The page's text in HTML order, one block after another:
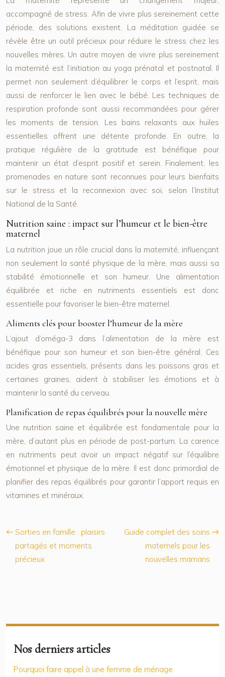
accompagné de stress. Afin de vivre plus sereinement cette
période, des solutions existent. La méditation guidée se
révèle être un outil précieux pour réduire le stress chez les
nouvelles mères. Un autre moyen de vivre plus sereinement
la maternité est l’initiation au yoga prénatal et postnatal. Il
permet non seulement d’équilibrer le corps et l’esprit, mais
aussi de renforcer le lien avec le bébé. Les techniques de
respiration profonde sont aussi recommandées pour gérer
les moments de tension. Les bains relaxants aux huiles
essentielles offrent une détente profonde. En outre, la
pratique régulière de la gratitude est bénéfique pour
maintenir un état d’esprit positif et serein. Finalement, les
promenades en nature sont reconnues pour leurs bienfaits
sur le stress et la reconnexion avec soi, selon l’Institut
National de la Santé.
Nutrition saine : impact sur l’humeur et le bien-être
maternel
La nutrition joue un rôle crucial dans la maternité, influençant
non seulement la santé physique de la mère, mais aussi sa
stabilité émotionnelle et son humeur. Une alimentation
équilibrée et riche en nutriments essentiels est donc
essentielle pour favoriser le bien-être maternel.
Aliments clés pour booster l’humeur de la mère
L’ajout d’oméga-3 dans l’alimentation de la mère est
bénéfique pour son humeur et son bien-être général. Ces
acides gras essentiels, présents dans les poissons gras et
certaines graines, aident à stabiliser les émotions et à
maintenir la santé du cerveau.
Planification de repas équilibrés pour la nouvelle mère
Une nutrition saine et équilibrée est fondamentale pour la
mère, d’autant plus en période de post-partum. La carence
en nutriments peut avoir un impact négatif sur l’équilibre
émotionnel et physique de la mère. Il est donc primordial de
planifier des repas équilibrés pour garantir l’apport requis en
vitamines et minéraux.
Sorties en famille : plaisirs
partagés et moments
précieux
Guide complet des soins
maternels pour les
nouvelles mamans
Nos derniers articles
Pourquoi faire appel à une femme de ménage